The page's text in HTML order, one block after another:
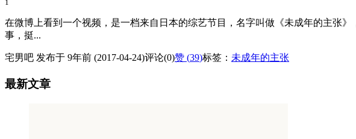
1
在微博上看到一个视频，是一档来自日本的综艺节目，名字叫做《未成年的主张
事，挺...
宅男吧 发布于 9年前 (2017-04-24)评论(0)赞 (39)标签： 未成年的主张
最新文章